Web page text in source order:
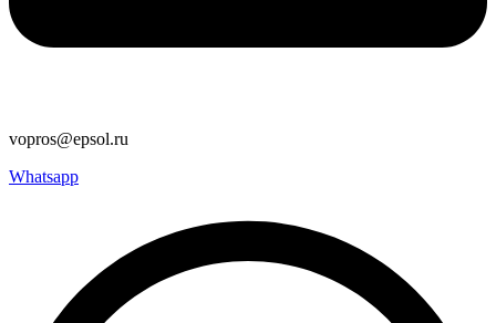
vopros@epsol.ru
Whatsapp